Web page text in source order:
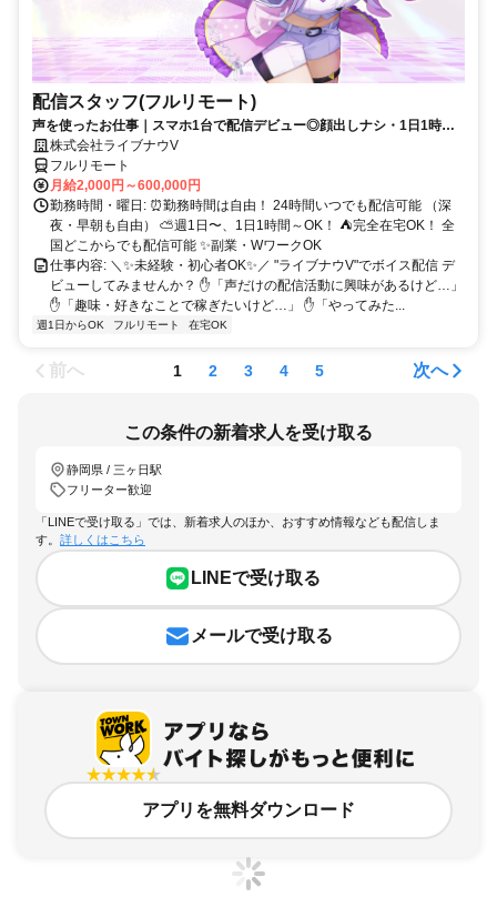
配信スタッフ(フルリモート)
声を使ったお仕事｜スマホ1台で配信デビュー◎顔出しナシ・1日1時間
～OK♪
株式会社ライブナウV
フルリモート
月給2,000円～600,000円
勤務時間・曜日: ⏰勤務時間は自由！ 24時間いつでも配信可能 （深
夜・早朝も自由） ⛅週1日〜、1日1時間～OK！ ⛺完全在宅OK！ 全
国どこからでも配信可能 ✨副業・WワークOK
仕事内容: ＼✨未経験・初心者OK✨／ "ライブナウV"でボイス配信 デ
ビューしてみませんか？ ✋「声だけの配信活動に興味があるけど…」
✋「趣味・好きなことで稼ぎたいけど…」 ✋「やってみた...
週1日からOK フルリモート 在宅OK
前へ 1 2 3 4 5 次へ
この条件の新着求人を受け取る
静岡県 / 三ヶ日駅
フリーター歓迎
「LINEで受け取る」では、新着求人のほか、おすすめ情報なども配信しま
す。 詳しくはこちら
LINEで受け取る
メールで受け取る
アプリを無料ダウンロード